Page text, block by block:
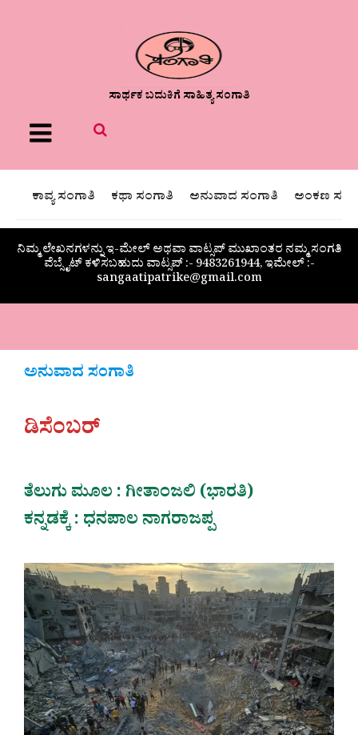
ಸಾರ್ಥಕ ಬದುಕಿಗೆ ಸಾಹಿತ್ಯ ಸಂಗಾತಿ
Menu
ಕಾವ್ಯ ಸಂಗಾತಿ ಕಥಾ ಸಂಗಾತಿ ಅನುವಾದ ಸಂಗಾತಿ ಅಂಕಣ
ನಿಮ್ಮ ಲೇಖನಗಳನ್ನು ಇ-ಮೇಲ್ ಅಥವಾ ವಾಟ್ಸಪ್ ಮುಖಾಂತರ ನಮ್ಮ ಸಂಗತಿ
ವೆಬ್ಸೈಟ್ ಕಳಿಸಬಹುದು ವಾಟ್ಸಪ್‌ :- 9483261944, ಇಮೇಲ್ :-
sangaatipatrike@gmail.com
ಅನುವಾದ ಸಂಗಾತಿ
ಡಿಸೆಂಬರ್
ತೆಲುಗು ಮೂಲ : ಗೀತಾಂಜಲಿ (ಭಾರತಿ)
ಕನ್ನಡಕ್ಕೆ : ಧನಪಾಲ ನಾಗರಾಜಪ್ಪ